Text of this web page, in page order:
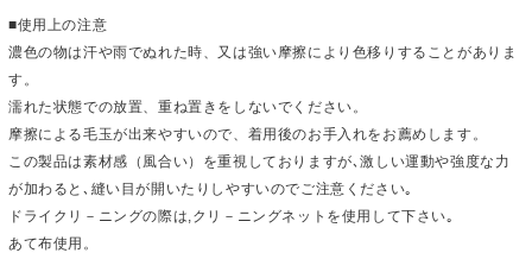
■使用上の注意
濃色の物は汗や雨でぬれた時、又は強い摩擦により色移りすることがありま
す。
濡れた状態での放置、重ね置きをしないでください。
摩擦による毛玉が出来やすいので、着用後のお手入れをお薦めします。
この製品は素材感（風合い）を重視しておりますが､激しい運動や強度な力
が加わると､縫い目が開いたりしやすいのでご注意ください｡
ドライクリ－ニングの際は,クリ－ニングネットを使用して下さい｡
あて布使用。